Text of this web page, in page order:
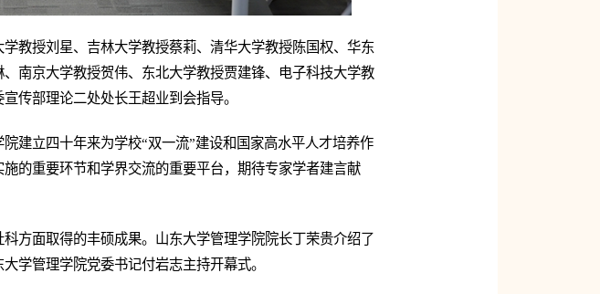
教授刘星、吉林大学教授蔡莉、清华大学教授陈国权、华东
南京大学教授贺伟、东北大学教授贾建锋、电子科技大学教
传部理论二处处长王超业到会指导。
建立四十年来为学校“双一流”建设和国家高水平人才培养作
的重要环节和学界交流的重要平台，期待专家学者建言献
方面取得的丰硕成果。山东大学管理学院院长丁荣贵介绍了
学管理学院党委书记付岩志主持开幕式。